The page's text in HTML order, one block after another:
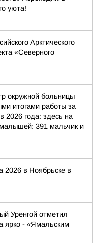
уюта!
Арктического
«Северного
окружной больницы
итогами работы за
2026 года: здесь на
391 мальчик и
2026 в Ноябрьске в
Уренгой отметил
ярко - «Ямальским